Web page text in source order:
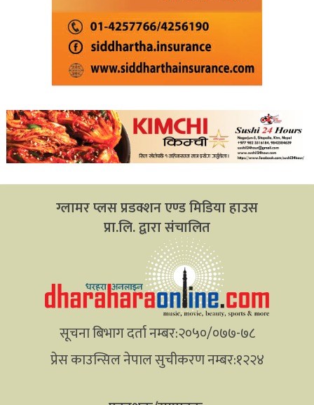
ग्लामर प्लस प्रडक्शन एण्ड मिडिया हाउस
प्रा.लि. द्वारा संचालित
सूचना बिभाग दर्ता नम्बर:२०५०/०७७-७८
प्रेस काउन्सिल नेपाल सुचीकरण नम्बर:१२२४